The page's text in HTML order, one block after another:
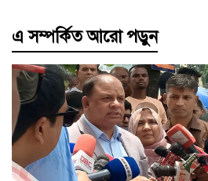
এ সম্পর্কিত আরো পড়ুন